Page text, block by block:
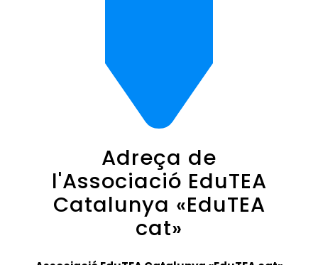
Adreça de
l'Associació EduTEA
Catalunya «EduTEA
cat»